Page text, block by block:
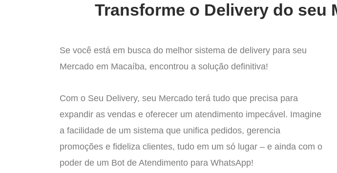
Transforme o Delivery do seu
Se você está em busca do melhor sistema de delivery para seu
Mercado em Macaíba, encontrou a solução definitiva!
Com o Seu Delivery, seu Mercado terá tudo que precisa para
expandir as vendas e oferecer um atendimento impecável. Imagine
a facilidade de um sistema que unifica pedidos, gerencia
promoções e fideliza clientes, tudo em um só lugar – e ainda com o
poder de um Bot de Atendimento para WhatsApp!